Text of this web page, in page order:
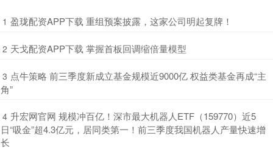
1 ​盈珑配资APP下载 重组预案披露，这家公司明起复牌！
2 ​天戈配资APP下载 掌握首板回调缩倍量模型
3 ​点牛策略 前三季度新成立基金规模近9000亿 权益类基金再成“主
角”
4 ​升宏网官网 规模冲百亿！深市最大机器人ETF（159770）近5
日“吸金”超4.3亿元，居同类第一！前三季度我国机器人产量快速增
长